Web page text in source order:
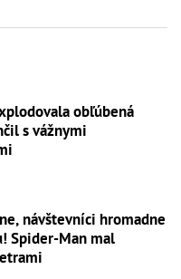
obľúbená
s vážnymi
návštevníci hromadne
Spider-Man mal